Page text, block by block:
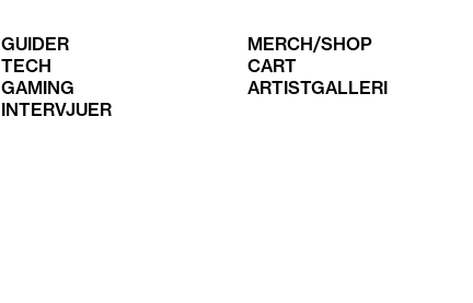
GUIDER
TECH
GAMING
INTERVJUER
MERCH/SHOP
CART
ARTISTGALLERI